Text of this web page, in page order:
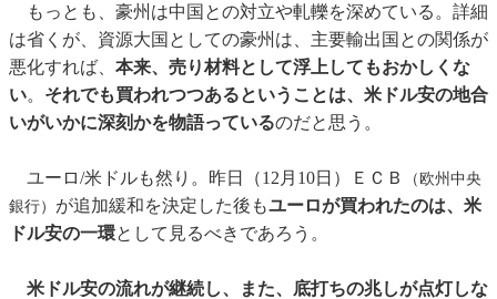
もっとも、豪州は中国との対立や軋轢を深めている。詳細
は省くが、資源大国としての豪州は、主要輸出国との関係が
悪化すれば、 本来、売り材料として浮上してもおかしくな
い。 それでも買われつつあるということは、米ドル安の地合
いがいかに深刻かを物語っているのだと思う。
ユーロ/米ドルも然り。昨日（12月10日）ＥＣＢ
（欧州中央
銀行） が追加緩和を決定した後もユーロが買われたのは、米
ドル安の一環として見るべきであろう。
米ドル安の流れが継続し、また、底打ちの兆しが点灯しな